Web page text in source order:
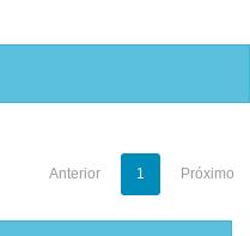
Anterior 1 Próximo